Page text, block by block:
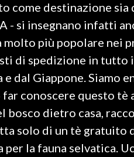
come destinazione sia
- si insegnano infatti
molto più popolare nei
di spedizione in tutto
e dal Giappone. Siamo
far conoscere questo
bosco dietro casa,
solo di un tè gratuito
per la fauna selvatica.